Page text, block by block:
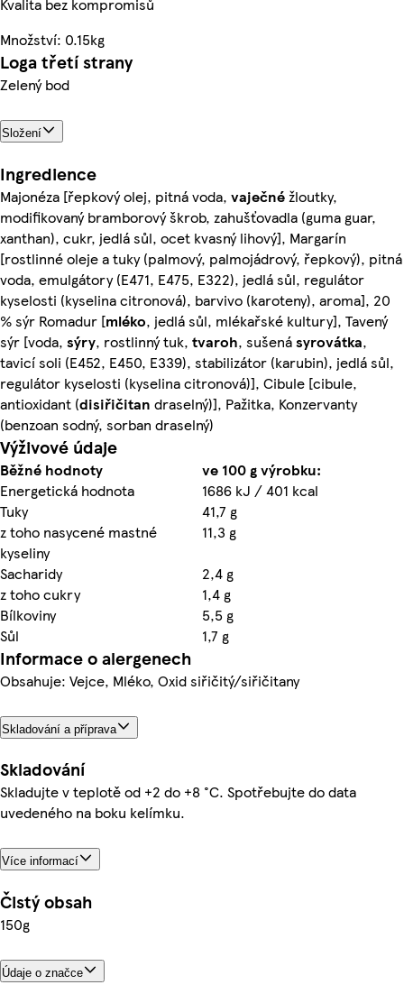
Množství: 0.15kg
Loga třetí strany
Zelený bod
Složení
Ingredience
Majonéza [řepkový olej, pitná voda, vaječnéžloutky,
modifikovaný bramborový škrob, zahušťovadla (guma guar,
xanthan), cukr, jedlá sůl, ocet kvasný lihový], Margarín
[rostlinné oleje a tuky (palmový, palmojádrový, řepkový), pitná
voda, emulgátory (E471, E475, E322), jedlá sůl, regulátor
kyselosti (kyselina citronová), barvivo (karoteny), aroma], 20
% sýr Romadur [mléko, jedlá sůl, mlékařské kultury], Tavený
sýr [voda, sýry, rostlinný tuk, tvaroh, sušenásyrovátka,
tavicí soli (E452, E450, E339), stabilizátor (karubin), jedlá sůl,
regulátor kyselosti (kyselina citronová)], Cibule [cibule,
antioxidant (disiřičitan draselný)], Pažitka, Konzervanty
(benzoan sodný, sorban draselný)
Výživové údaje
Běžné hodnoty
ve 100 g výrobku:
Energetická hodnota
1686 kJ / 401 kcal
Tuky
41,7 g
z toho nasycené mastné
kyseliny
11,3 g
Sacharidy
2,4 g
z toho cukry
1,4 g
Bílkoviny
5,5 g
Sůl
1,7 g
Informace o alergenech
Obsahuje: Vejce, Mléko, Oxid siřičitý/siřičitany
Skladování a příprava
Skladování
Skladujte v teplotě od +2 do +8 °C. Spotřebujte do data
uvedeného na boku kelímku.
Více informací
Čistý obsah
150g
Údaje o značce